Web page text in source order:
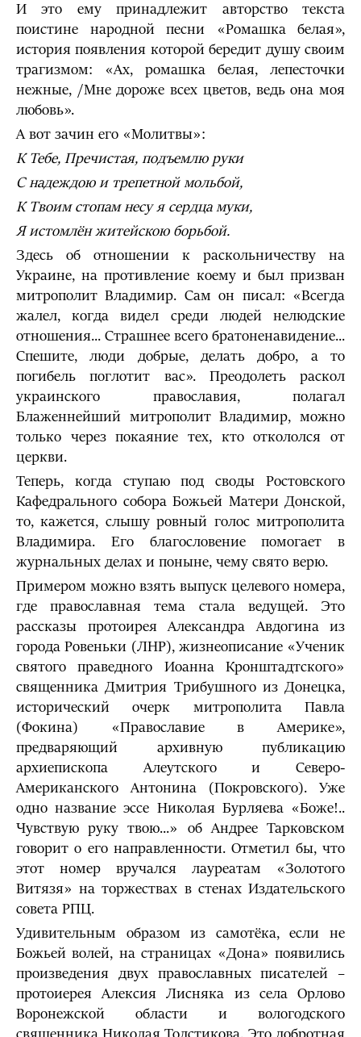
И это ему принадлежит авторство текста
поистине народной песни «Ромашка белая»,
история появления которой бередит душу своим
трагизмом: «Ах, ромашка белая, лепесточки
нежные, /Мне дороже всех цветов, ведь она моя
любовь».
А вот зачин его «Молитвы»:
К Тебе, Пречистая, подъемлю руки
С надеждою и трепетной мольбой,
К Твоим стопам несу я сердца муки,
Я истомлён житейскою борьбой.
Здесь об отношении к раскольничеству на
Украине, на противление коему и был призван
митрополит Владимир. Сам он писал: «Всегда
жалел, когда видел среди людей нелюдские
отношения... Страшнее всего братоненавидение...
Спешите, люди добрые, делать добро, а то
погибель поглотит вас». Преодолеть раскол
украинского православия, полагал
Блаженнейший митрополит Владимир, можно
только через покаяние тех, кто откололся от
церкви.
Теперь, когда ступаю под своды Ростовского
Кафедрального собора Божьей Матери Донской,
то, кажется, слышу ровный голос митрополита
Владимира. Его благословение помогает в
журнальных делах и поныне, чему свято верю.
Примером можно взять выпуск целевого номера,
где православная тема стала ведущей. Это
рассказы протоирея Александра Авдогина из
города Ровеньки (ЛНР), жизнеописание «Ученик
святого праведного Иоанна Кронштадтского»
священника Дмитрия Трибушного из Донецка,
исторический очерк митрополита Павла
(Фокина) «Православие в Америке»,
предваряющий архивную публикацию
архиепископа Алеутского и Северо-
Американского Антонина (Покровского). Уже
одно название эссе Николая Бурляева «Боже!..
Чувствую руку твою...» об Андрее Тарковском
говорит о его направленности. Отметил бы, что
этот номер вручался лауреатам «Золотого
Витязя» на торжествах в стенах Издательского
совета РПЦ.
Удивительным образом из самотёка, если не
Божьей волей, на страницах «Дона» появились
произведения двух православных писателей –
протоиерея Алексия Лисняка из села Орлово
Воронежской области и вологодского